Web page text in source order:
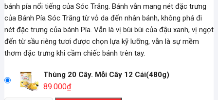
bánh pía nổi tiếng của Sóc Trăng. Bánh vẫn mang nét đặc trưng
của Bánh Pía Sóc Trăng từ vỏ da đến nhân bánh, không phá đi
nét đặc trưng của bánh Pía. Vẫn là vị bùi bùi của đậu xanh, vị ngọt
đến từ sầu riêng tươi được chọn lựa kỹ lưỡng, vẫn là sự mềm
thơm đặc trưng khi cầm chiếc bánh trên tay.
Thùng 20 Cây. Mỗi Cây 12 Cái(480g)
89.000₫